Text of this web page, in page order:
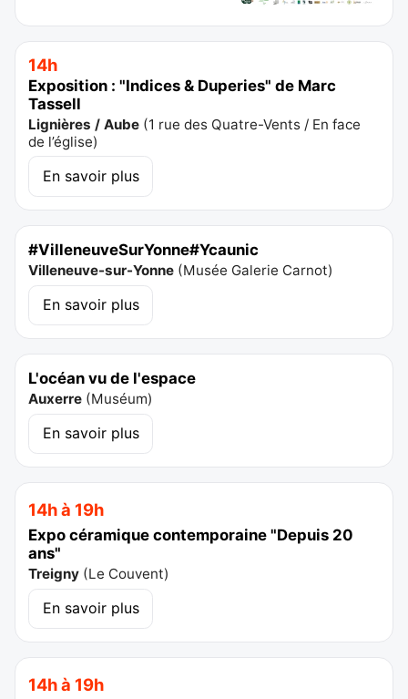
14h
Exposition : "Indices & Duperies" de Marc
Tassell
Lignières / Aube (1 rue des Quatre-Vents / En face
de l’église)
En savoir plus
#VilleneuveSurYonne#Ycaunic
Villeneuve-sur-Yonne (Musée Galerie Carnot)
En savoir plus
L'océan vu de l'espace
Auxerre (Muséum)
En savoir plus
14h à 19h
Expo céramique contemporaine "Depuis 20
ans"
Treigny (Le Couvent)
En savoir plus
14h à 19h